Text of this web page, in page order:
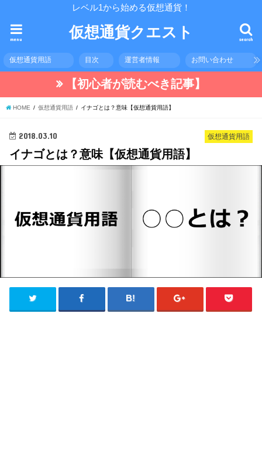
レベル1から始める仮想通貨！
仮想通貨クエスト search
menu
仮想通貨用語 目次 運営者情報 お問い合わせ
【初心者が読むべき記事】
HOME 仮想通貨用語 イナゴとは？意味【仮想通貨用語】
仮想通貨用語
2018.03.10
イナゴとは？意味【仮想通貨用語】